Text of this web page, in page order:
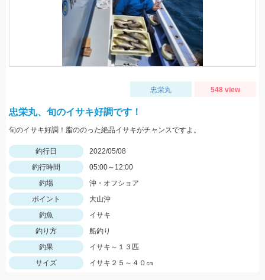
忠栄丸 548 view
忠栄丸、旬のイサキ好調です！
旬のイサキ好調！脂ののった絶品イサキがチャンスですよ。
釣行日
2022/05/08
釣行時間
05:00～12:00
釣場
沖・オフショア
ポイント
大山沖
釣魚
イサキ
釣り方
船釣り
釣果
イサキ～１３匹
サイズ
イサキ２５～４０㎝